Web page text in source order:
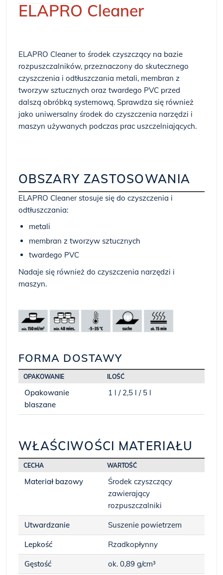
ELAPRO Cleaner
ELAPRO Cleaner to środek czyszczący na bazie
rozpuszczalników, przeznaczony do skutecznego
czyszczenia i odtłuszczania metali, membran z
tworzyw sztucznych oraz twardego PVC przed
dalszą obróbką systemową. Sprawdza się również
jako uniwersalny środek do czyszczenia narzędzi i
maszyn używanych podczas prac uszczelniających.
OBSZARY ZASTOSOWANIA
ELAPRO Cleaner stosuje się do czyszczenia i
odtłuszczania:
metali
membran z tworzyw sztucznych
twardego PVC
Nadaje się również do czyszczenia narzędzi i
maszyn.
FORMA DOSTAWY
OPAKOWANIE ILOŚĆ
Opakowanie
blaszane
1 l / 2,5 l / 5 l
WŁAŚCIWOŚCI MATERIAŁU
CECHA WARTOŚĆ
Materiał bazowy
Środek czyszczący
zawierający
rozpuszczalniki
Utwardzanie Suszenie powietrzem
Lepkość Rzadkopłynny
Gęstość ok. 0,89 g/cm³